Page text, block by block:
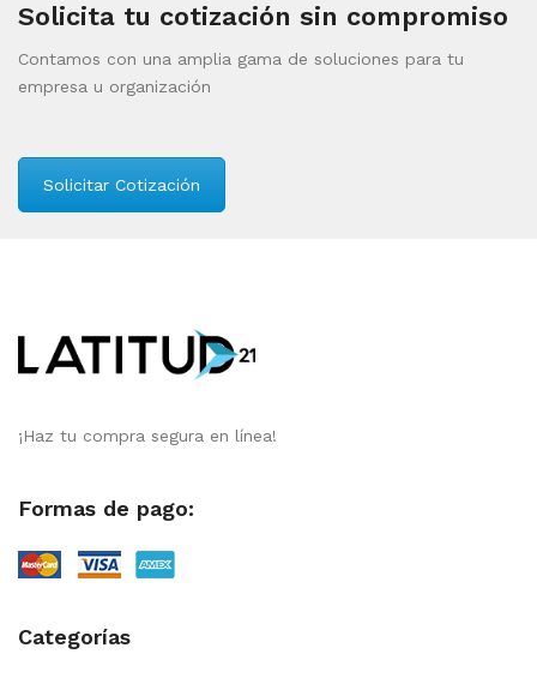
Solicita tu cotización sin compromiso
Contamos con una amplia gama de soluciones para tu
empresa u organización
Solicitar Cotización
¡Haz tu compra segura en línea!
Formas de pago:
Categorías